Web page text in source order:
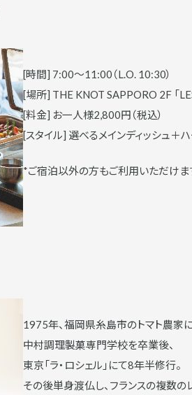
[時間] 7:00～11:00（L.O. 10:30）
[場所] THE KNOT SAPPORO 2F 「
[料金] お一人様2,800円（税込）
[スタイル] 選べるメインディッシュ＋ハ
*ご宿泊以外の方もご利用いただけま
1975年、福岡県糸島市のトマト農家
中村調理製菓専門学校を卒業後、
東京「ラ・ロシェル」にて8年半修行。
その後単身渡仏し、フランスの複数の